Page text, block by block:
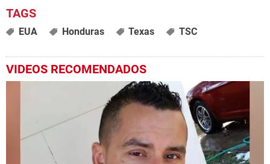
EUA Honduras Texas TSC
VIDEOS RECOMENDADOS